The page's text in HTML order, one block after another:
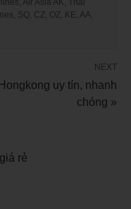
Air Asia AK, Thai
SQ, CZ, OZ, KE, AA,
NEXT
uy tín, nhanh
chóng »
rẻ